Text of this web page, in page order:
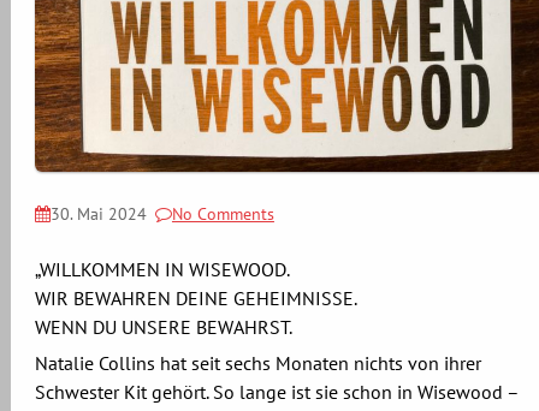
30. Mai 2024 No Comments
„WILLKOMMEN IN WISEWOOD.
WIR BEWAHREN DEINE GEHEIMNISSE.
WENN DU UNSERE BEWAHRST.
Natalie Collins hat seit sechs Monaten nichts von ihrer
Schwester Kit gehört. So lange ist sie schon in Wisewood –